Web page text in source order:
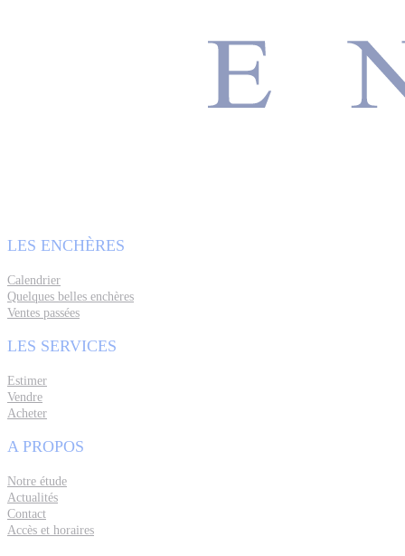
LES ENCHÈRES
Calendrier
Quelques belles enchères
Ventes passées
LES SERVICES
Estimer
Vendre
Acheter
A PROPOS
Notre étude
Actualités
Contact
Accès et horaires